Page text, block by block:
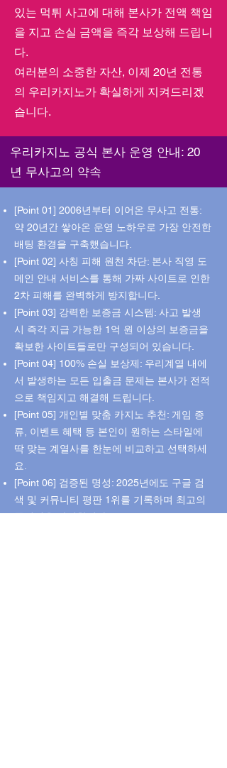
있는 먹튀 사고에 대해 본사가 전액 책임
을 지고 손실 금액을 즉각 보상해 드립니
다.
여러분의 소중한 자산, 이제 20년 전통
의 우리카지노가 확실하게 지켜드리겠
습니다.
우리카지노 공식 본사 운영 안내: 20
년 무사고의 약속
[Point 01] 2006년부터 이어온 무사고 전통:
약 20년간 쌓아온 운영 노하우로 가장 안전한
배팅 환경을 구축했습니다.
[Point 02] 사칭 피해 원천 차단: 본사 직영 도
메인 안내 서비스를 통해 가짜 사이트로 인한
2차 피해를 완벽하게 방지합니다.
[Point 03] 강력한 보증금 시스템: 사고 발생
시 즉각 지급 가능한 1억 원 이상의 보증금을
확보한 사이트들로만 구성되어 있습니다.
[Point 04] 100% 손실 보상제: 우리계열 내에
서 발생하는 모든 입출금 문제는 본사가 전적
으로 책임지고 해결해 드립니다.
[Point 05] 개인별 맞춤 카지노 추천: 게임 종
류, 이벤트 혜택 등 본인이 원하는 스타일에
딱 맞는 계열사를 한눈에 비교하고 선택하세
요.
[Point 06] 검증된 명성: 2025년에도 구글 검
색 및 커뮤니티 평판 1위를 기록하며 최고의
공신력을 자랑합니다.